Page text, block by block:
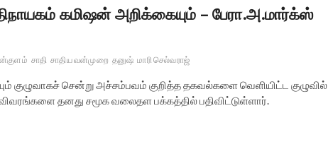
கமிஷன் அறிக்கையும் – பேரா.அ.மார்க்ஸ்
சாதி சாதிய வன்முறை தனுஷ் மாரி செல்வராஜ்
சென்று அச்சம்பவம் குறித்த தகவல்களை வெளியிட்ட குழுவில்
விவரங்களை தனது சமூக வலைதள பக்கத்தில் பதிவிட்டுள்ளார்.